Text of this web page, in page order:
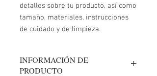
detalles sobre tu producto, así como
tamaño, materiales, instrucciones
de cuidado y de limpieza.
INFORMACIÓN DE
PRODUCTO